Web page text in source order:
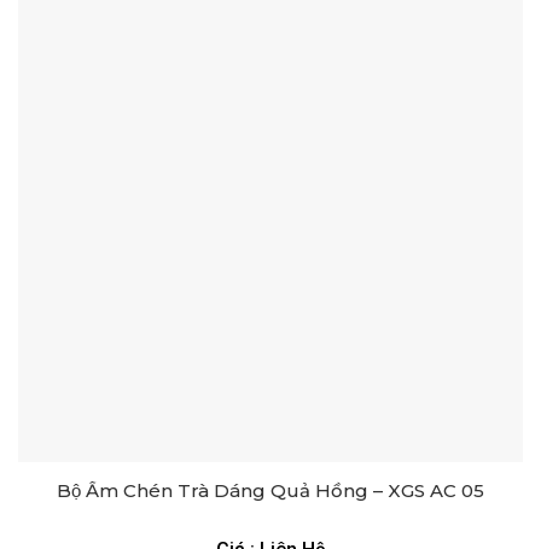
Bộ Ấm Chén Trà Dáng Quả Hồng – XGS AC 05